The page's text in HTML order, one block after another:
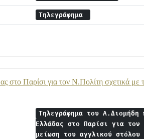
Τηλεγράφημα
Παρίσι για τον Ν.Πολίτη σχετικά με
Τηλεγράφημα του Α.Διομήδη
Ελλάδας στο Παρίσι για
μείωση του αγγλικού